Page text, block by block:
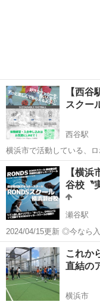
【西
スクー
西谷駅
横浜市で活動している、
「SUSTAINABLE
んなレベルでもサッカー
えています。 NP...
神奈川 横浜市 西谷
【横
谷校〝
瀬谷駅
2024/04/15更新 ◎今なら入会金13,200円が0円 ▼RONDSスクール詳
細はこちら https://
＝...
神奈川 横浜市 瀬谷駅
これか
直結の
横浜市